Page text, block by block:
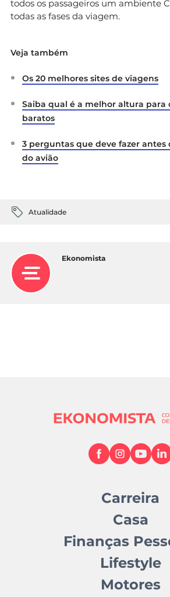
todos os passageiros um ambiente
todas as fases da viagem.
Veja também
Os 20 melhores sites de viagens
Saiba qual é a melhor altura para
baratos
3 perguntas que deve fazer antes
do avião
Atualidade
Ekonomista
Carreira
Casa
Finanças
Lifestyle
Motores